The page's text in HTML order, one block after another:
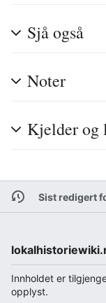
Sjå også
Noter
Kjelder og
Sist redigert
Innholdet er
opplyst.